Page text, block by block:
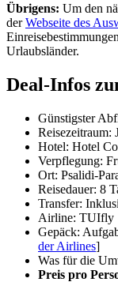
Übrigens: Um den
derWebseite des
Urlaubsländer.
Deal-Infos
Günstigster
Reisezeitraum:
Hotel: Hotel
Verpflegung:
Ort: Psalidi-
Reisedauer: 8
Transfer:
Airline: TUIfly
Gepäck:
der Airlines]
Was für die
Preis pro